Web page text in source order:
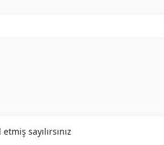
sayılırsınız